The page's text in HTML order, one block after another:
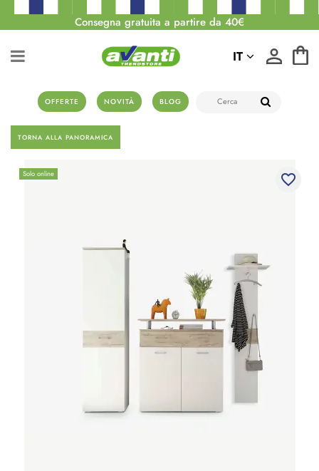
Consegna gratuita a partire da 40€
OFFERTE NOVITÀ BLOG
IT
TORNA ALLA PANORAMICA
Solo online favorite_border